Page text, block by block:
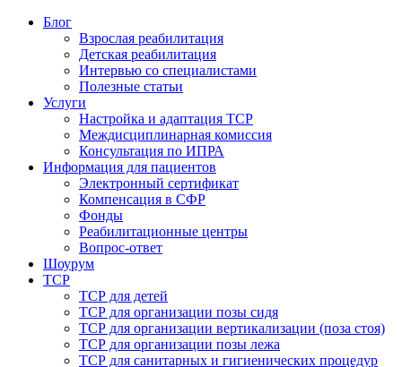
Блог
Взрослая реабилитация
Детская реабилитация
Интервью со специалистами
Полезные статьи
Услуги
Настройка и адаптация ТСР
Междисциплинарная комиссия
Консультация по ИПРА
Информация для пациентов
Электронный сертификат
Компенсация в СФР
Фонды
Реабилитационные центры
Вопрос-ответ
Шоурум
ТСР
ТСР для детей
ТСР для организации позы сидя
ТСР для организации вертикализации (поза стоя)
ТСР для организации позы лежа
ТСР для санитарных и гигиенических процедур